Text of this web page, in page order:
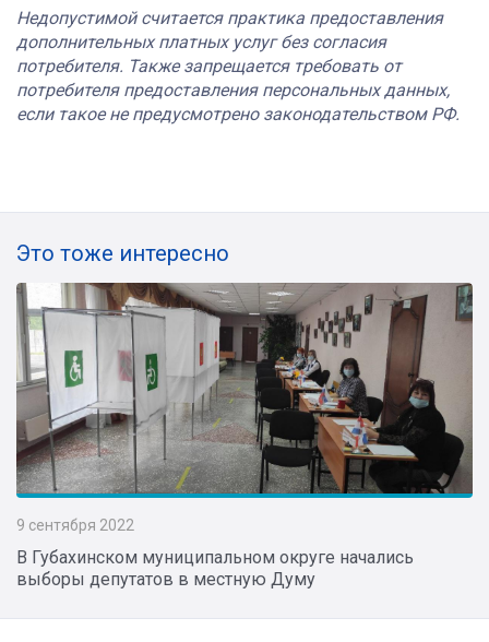
Недопустимой считается практика предоставления
дополнительных платных услуг без согласия
потребителя. Также запрещается требовать от
потребителя предоставления персональных данных,
если такое не предусмотрено законодательством РФ.
Это тоже интересно
9 сентября 2022
В Губахинском муниципальном округе начались
выборы депутатов в местную Думу